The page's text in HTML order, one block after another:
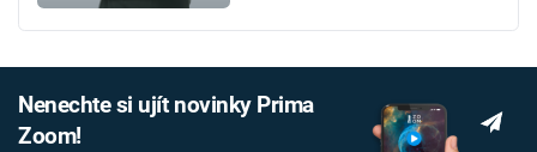
Nenechte si ujít novinky Prima
Zoom!